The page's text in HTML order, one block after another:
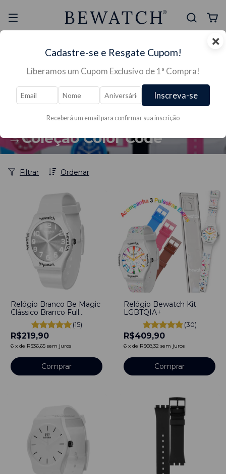
Mais Segura Lojas Físicas
→Coleção Color Code
→Coleção Color Code
Ordenar
Filtrar
Relógio Branco Be Magic
Clássico Branco Full
Bewatch
(15)
R$219,90
6 x de R$36,65 sem juros
Relógio Bewatch Kit
LGBTQIA+
(30)
R$409,90
6 x de R$68,32 sem juros
×
Cadastre-se e Resgate Cupom!
Liberamos um Cupom Exclusivo de 1ª Compra!
Inscreva-se
Receberá um email para confirmar sua inscrição